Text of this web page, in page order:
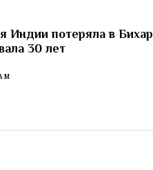
Индии потеряла в
30 лет